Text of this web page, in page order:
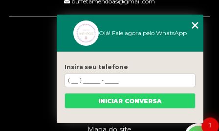
MENU
Quem somos
Serviços
Eventos
Gastronomia
Contato
1
Olá! Fale agora pelo WhatsApp
Insira seu telefone
INICIAR CONVERSA